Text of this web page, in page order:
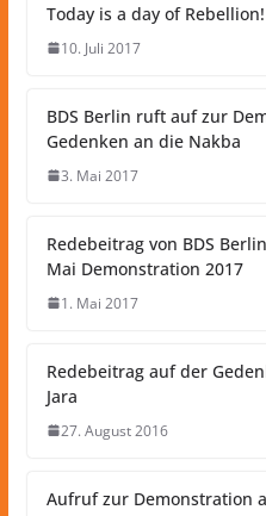
Today is a day of Rebellion!
10. Juli 2017
BDS Berlin ruft auf zur
Gedenken an die Nakba
3. Mai 2017
Redebeitrag von BDS
Mai Demonstration 2017
1. Mai 2017
Redebeitrag auf der
Jara
27. August 2016
Aufruf zur Demonstration